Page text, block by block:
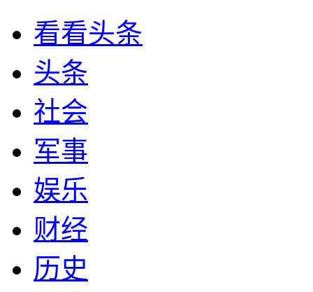
看看头条
头条
社会
军事
娱乐
财经
历史